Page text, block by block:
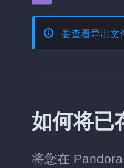
要查看导出文
如何将已
将您在